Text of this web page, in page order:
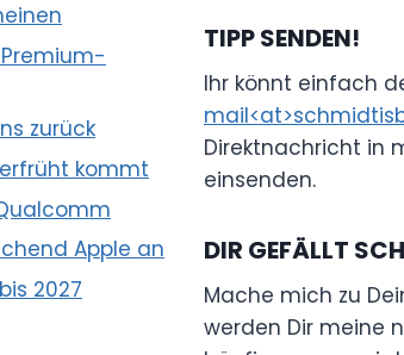
zurück
kommt
Apple an
2027
TIPP SENDEN!
Ihr könnt einfach
Direktnachricht in
einsenden.
DIR GEFÄLLT
Mache mich zu
werden Dir meine